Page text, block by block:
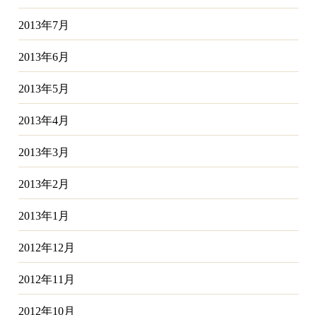
2013年7月
2013年6月
2013年5月
2013年4月
2013年3月
2013年2月
2013年1月
2012年12月
2012年11月
2012年10月